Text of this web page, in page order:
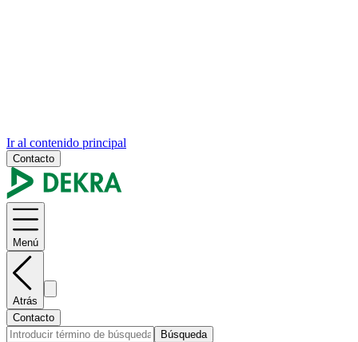
Ir al contenido principal
Contacto
Menú
Atrás
Contacto
Búsqueda